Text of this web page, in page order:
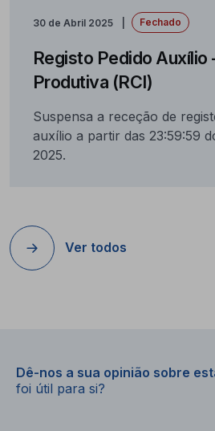
30 de Abril 2025 Fechado
Registo Pedido Auxílio
Produtiva (RCI)
Suspensa a receção de
auxílio a partir das 23:59:59
2025.
Ver todos
Dê-nos a sua opinião sobre
foi útil para si?